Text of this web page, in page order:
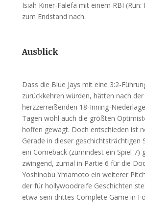
Isiah Kiner-Falefa mit einem RBI (Run:
zum Endstand nach.
Ausblick
Dass die Blue Jays mit eine 3:2-
zurückkehren würden, hätten nach der
herzzerreißenden 18-Inning-
Tagen wohl auch die größten
hoffen gewagt. Doch entschieden ist
Gerade in dieser geschichtsträchtigen
ein Comeback (zumindest ein Spiel 7)
zwingend, zumal in Partie 6 für die
Yoshinobu Ymamoto ein weiterer
der für hollywoodreife Geschichten
etwa sein drittes Complete Game in